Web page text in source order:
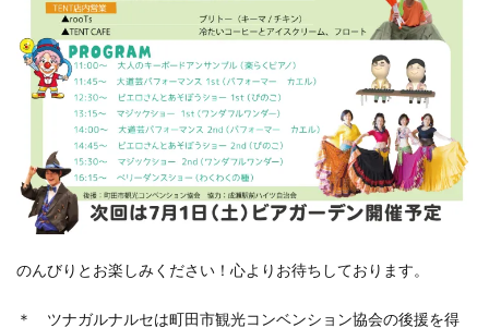
のんびりとお楽しみください！心よりお待ちしております。
＊ ツナガルナルセは町田市観光コンベンション協会の後援を得